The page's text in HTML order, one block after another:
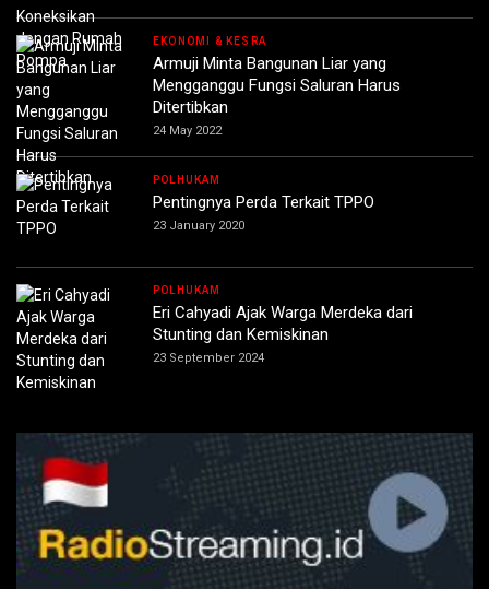
EKONOMI & KESRA
Armuji Minta Bangunan Liar yang
Mengganggu Fungsi Saluran Harus
Ditertibkan
24 May 2022
POLHUKAM
Pentingnya Perda Terkait TPPO
23 January 2020
POLHUKAM
Eri Cahyadi Ajak Warga Merdeka dari
Stunting dan Kemiskinan
23 September 2024